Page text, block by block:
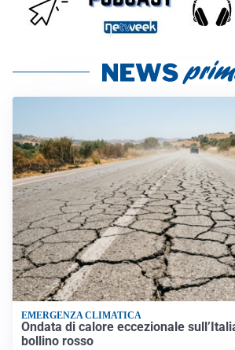
EMERGENZA CLIMATICA
Ondata di calore eccezionale
bollino rosso